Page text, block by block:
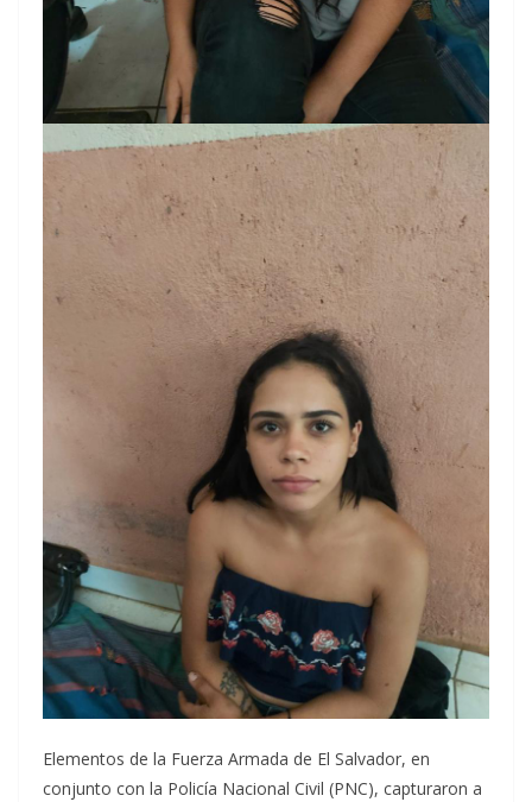
Elementos de la Fuerza Armada de El Salvador, en
conjunto con la Policía Nacional Civil (PNC), capturaron a